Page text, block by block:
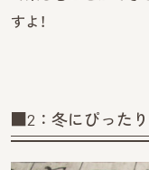
すよ！
■2：冬にぴった